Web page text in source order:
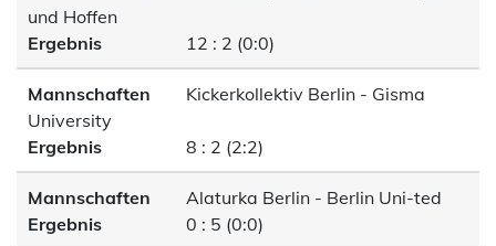
und Hoffen
Ergebnis
12 : 2 (0:0)
Mannschaften
Kickerkollektiv Berlin - Gisma
University
Ergebnis
8 : 2 (2:2)
Mannschaften
Alaturka Berlin - Berlin Uni-ted
Ergebnis
0 : 5 (0:0)